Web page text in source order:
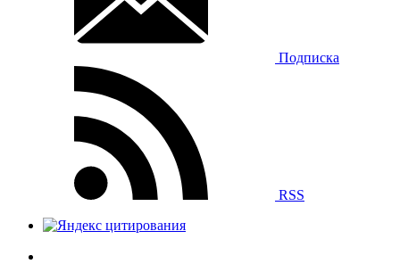
Подписка
RSS